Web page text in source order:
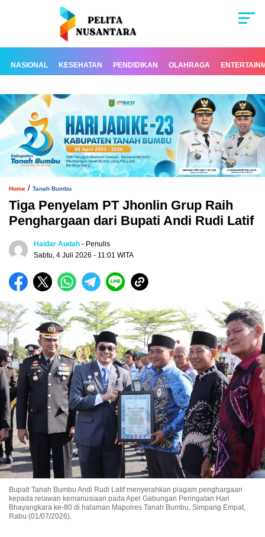
NASIONAL KESEHATAN PENDIDIKAN OLAHRAGA
Home / Tanah Bumbu
Tiga Penyelam PT Jhonlin Grup Raih
Penghargaan dari Bupati Andi Rudi Latif
Haidar Audah - Penulis
Sabtu, 4 Juli 2026 - 11:01 WITA
Bupati Tanah Bumbu Andi Rudi Latif menyerahkan piagam penghargaan
kepada relawan kemanusiaan pada Apel Gabungan Peringatan Hari
Bhayangkara ke-80 di halaman Mapolres Tanah Bumbu, Simpang Empat,
Rabu (01/07/2026).